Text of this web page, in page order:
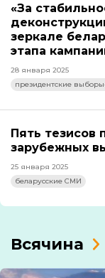
«За
зеркале
этапа
28 января 2025
президентские
Пять тезисов
зарубежных
25 января 2025
беларусские СМИ
Всячина